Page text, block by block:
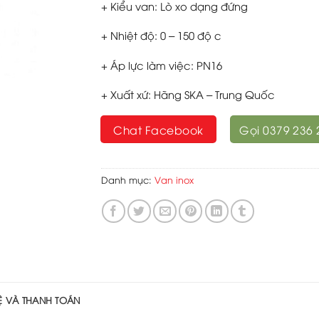
+ Kiểu van: Lò xo dạng đứng
+ Nhiệt độ: 0 – 150 độ c
+ Áp lực làm việc: PN16
+ Xuất xứ: Hãng SKA – Trung Quốc
Chat Facebook Gọi 0379 236
Danh mục: Van inox
VÀ THANH TOÁN